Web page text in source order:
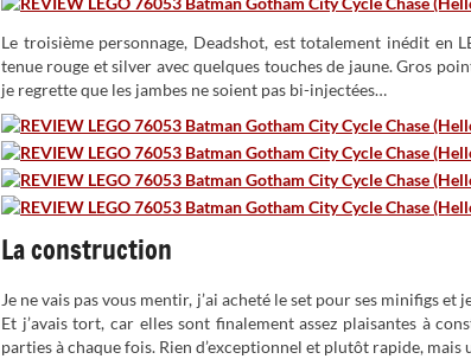
Le troisième personnage, Deadshot, est totalement inédit en
tenue rouge et silver avec quelques touches de jaune. Gros
je regrette que les jambes ne soient pas bi-injectées…
La construction
Je ne vais pas vous mentir, j’ai acheté le set pour ses minifigs et
Et j’avais tort, car elles sont finalement assez plaisantes à
parties à chaque fois. Rien d’exceptionnel et plutôt rapide, mais